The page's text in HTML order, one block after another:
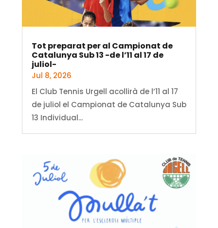
Tot preparat per al Campionat de
Catalunya Sub 13 -de l’11 al 17 de
juliol-
Jul 8, 2026
El Club Tennis Urgell acollirà de l’11 al 17
de juliol el Campionat de Catalunya Sub
13 Individual...